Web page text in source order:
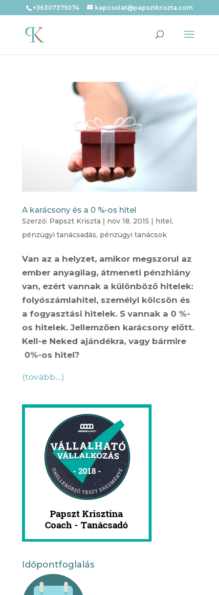
+36307375074 kapcsolat@papsztkriszta.com
A karácsony és a 0 %-os hitel
Szerző: Papszt Kriszta | nov 18, 2015 | hitel,
pénzügyi tanácsadás, pénzügyi tanácsok
Van az a helyzet, amikor megszorul az
ember anyagilag, átmeneti pénzhiány
van, ezért vannak a különböző hitelek:
folyószámlahitel, személyi kölcsön és
a fogyasztási hitelek. S vannak a 0 %-
os hitelek. Jellemzően karácsony előtt.
Kell-e Neked ajándékra, vagy bármire
0%-os hitel?
(tovább…)
Időpontfoglalás